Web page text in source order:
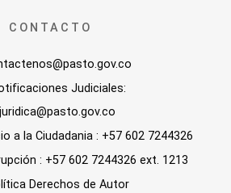
CONTACTO
Judiciales:
juridica@pasto.gov.co
a la Ciudadania : +57 602 7244326
: +57 602 7244326 ext. 1213
Derechos de Autor